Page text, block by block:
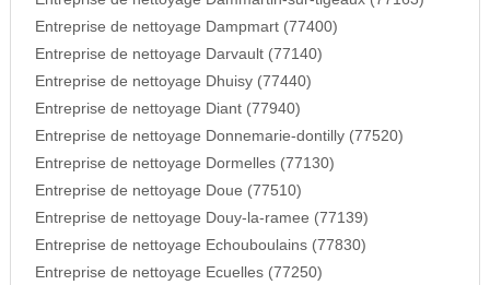
Entreprise de nettoyage Dampmart (77400)
Entreprise de nettoyage Darvault (77140)
Entreprise de nettoyage Dhuisy (77440)
Entreprise de nettoyage Diant (77940)
Entreprise de nettoyage Donnemarie-dontilly (77520)
Entreprise de nettoyage Dormelles (77130)
Entreprise de nettoyage Doue (77510)
Entreprise de nettoyage Douy-la-ramee (77139)
Entreprise de nettoyage Echouboulains (77830)
Entreprise de nettoyage Ecuelles (77250)